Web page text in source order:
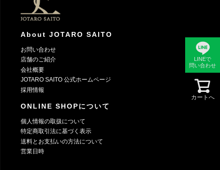
LINEで
問い合わせ
カートへ
About JOTARO SAITO
お問い合わせ
店舗のご紹介
会社概要
JOTARO SAITO 公式ホームページ
採用情報
ONLINE SHOPについて
個人情報の取扱について
特定商取引法に基づく表示
送料とお支払いの方法について
営業日時